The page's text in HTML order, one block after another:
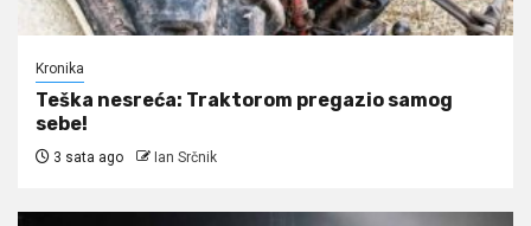
Kronika
Teška nesreća: Traktorom pregazio samog
sebe!
3 sata ago Ian Srčnik